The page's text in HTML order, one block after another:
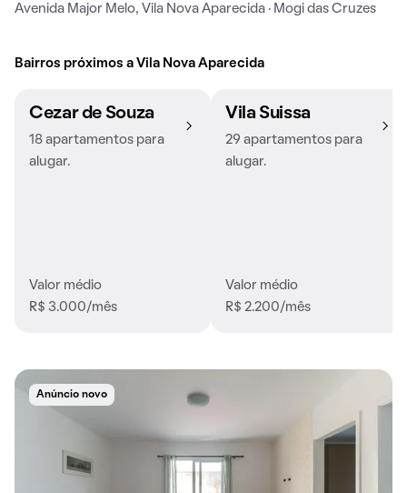
Avenida Major Melo, Vila Nova Aparecida · Mogi das Cruzes
Bairros próximos a Vila Nova Aparecida
Cezar de Souza
18 apartamentos para
alugar.
Valor médio
R$ 3.000/mês
Vila Suissa
29 apartamentos para
alugar.
Valor médio
R$ 2.200/mês
Anúncio novo